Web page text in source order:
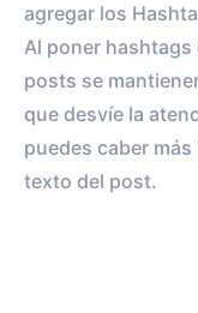
agregar los
Al poner
posts se
que desvíe la
puedes caber
texto del post.